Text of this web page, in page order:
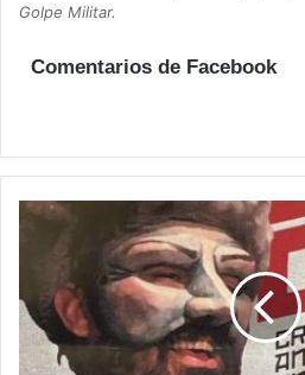
Golpe Militar.
Comentarios de Facebook